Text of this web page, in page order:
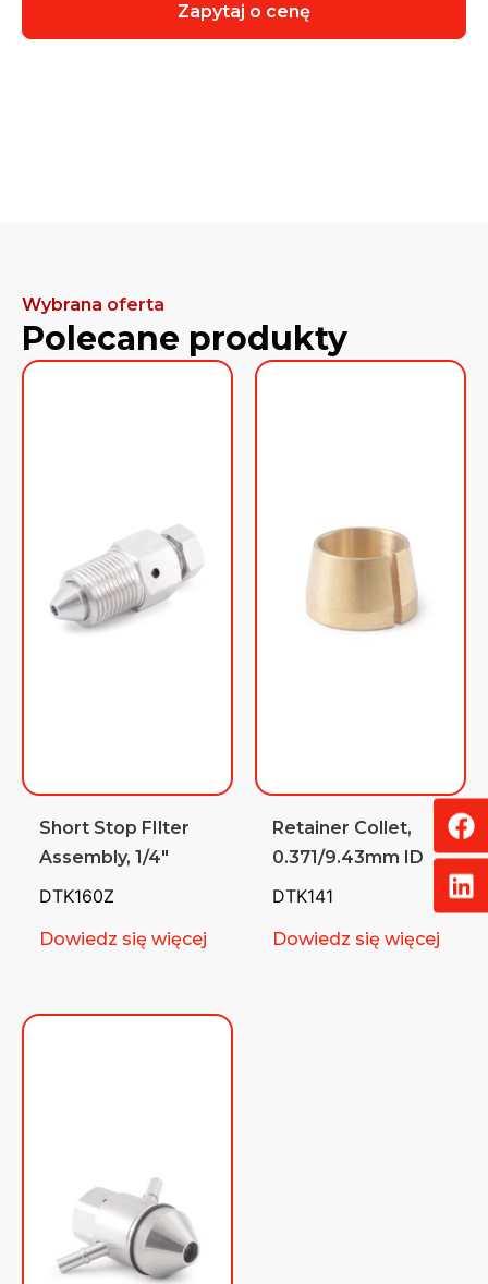
Zapytaj o cenę
Wybrana oferta
Polecane produkty
Short Stop FIlter
Assembly, 1/4″
DTK160Z
Dowiedz się więcej
Retainer Collet,
0.371/9.43mm ID
DTK141
Dowiedz się więcej